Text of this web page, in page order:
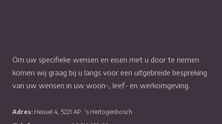
Om uw specifieke wensen en eisen met u door te nemen
komen wij graag bij u langs voor een uitgebreide bespreking
van uw wensen in uw woon-, leef- en werkomgeving.
Adres: Heuvel 4, 5221 AP ‘s Hertogenbosch